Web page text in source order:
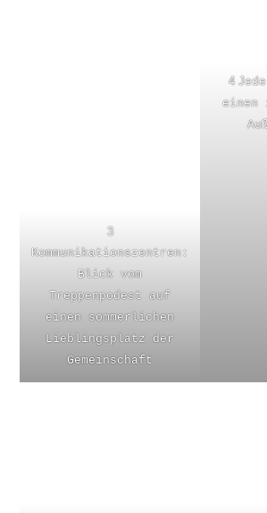
3
Kommunikationszentren:
Blick vom
Treppenpodest auf
einen sommerlichen
Lieblingsplatz der
Gemeinschaft
4 J
einen